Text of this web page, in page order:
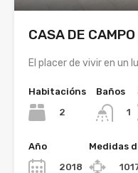
CASA DE
El placer de vivir en un
Habitacións
2
Baños
1
Año
2018
Medidas